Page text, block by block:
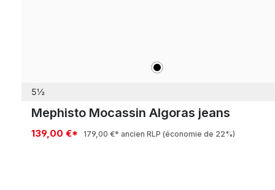
noir
5½
Mephisto Mocassin Algoras jeans
139,00 €* 179,00 €* ancien RLP (économie de 22%)